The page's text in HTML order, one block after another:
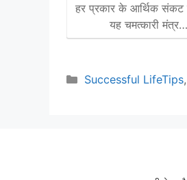
हर प्रकार के आर्थिक संकट
यह चमत्कारी मंत्र…
Categories
Successful LifeTips,